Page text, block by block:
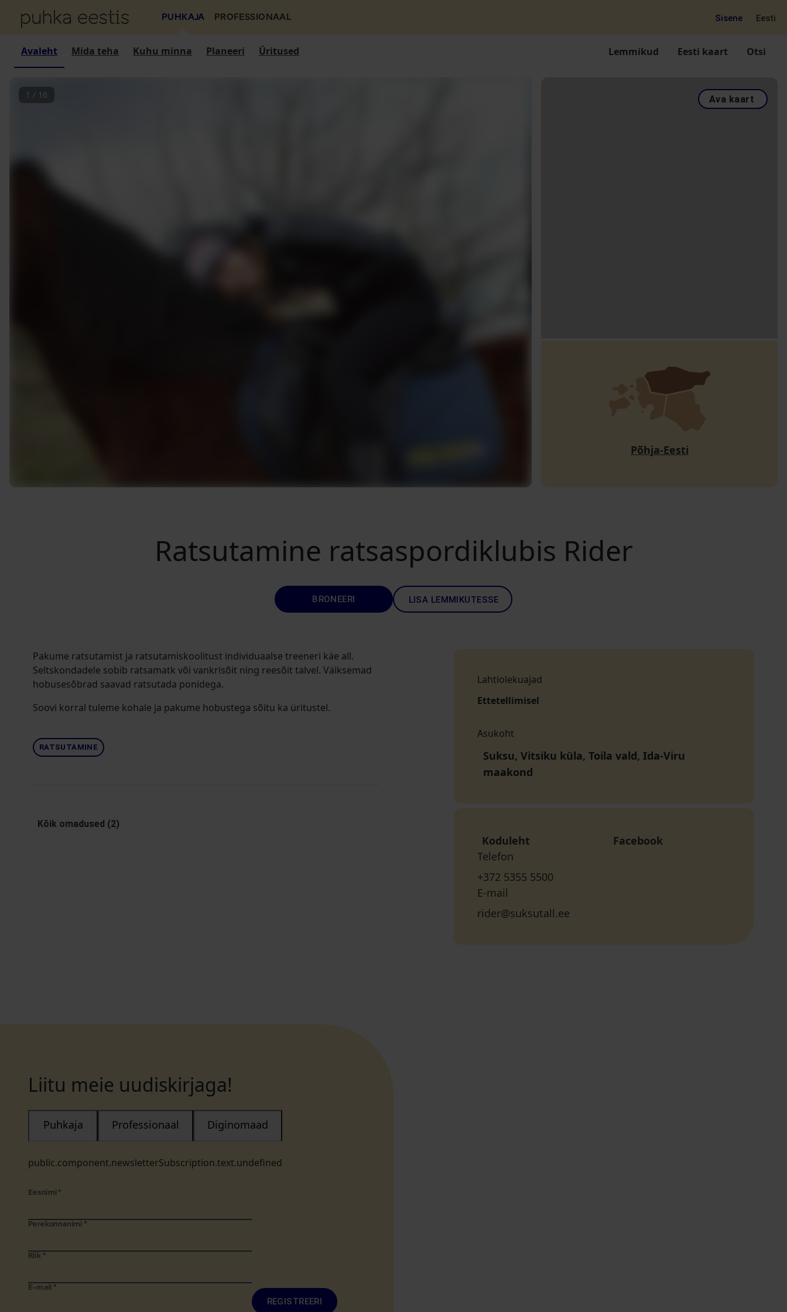
PUHKAJA PROFESSIONAAL Sisene Eesti
Avaleht Mida teha Kuhu minna Planeeri Üritused Lemmikud Eesti kaart Otsi
1 / 16 Ava kaart
Põhja-Eesti
Ratsutamine ratsaspordiklubis Rider
BRONEERI LISA LEMMIKUTESSE
Pakume ratsutamist ja ratsutamiskoolitust individuaalse treeneri käe all.
Seltskondadele sobib ratsamatk või vankrisõit ning reesõit talvel. Väiksemad
hobusesõbrad saavad ratsutada ponidega.
Soovi korral tuleme kohale ja pakume hobustega sõitu ka üritustel.
RATSUTAMINE
Kõik omadused (2)
Lahtiolekuajad
Ettetellimisel
Asukoht
Suksu, Vitsiku küla, Toila vald, Ida-Viru
maakond
Koduleht
Facebook
Telefon
+372 5355 5500
E-mail
rider@suksutall.ee
Liitu meie uudiskirjaga!
public.component.newsletterSubscription.text.undefined
Puhkaja Professionaal Diginomaad
Eesnimi *
Perekonnanimi *
Riik *
E-mail *
REGISTREERI